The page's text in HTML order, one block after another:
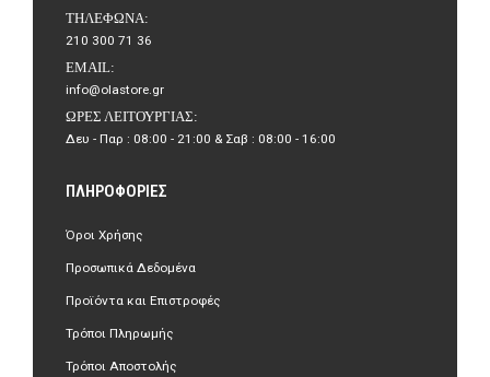
ΤΗΛΈΦΩΝΑ:
210 300 71 36
EMAIL:
info@olastore.gr
ΏΡΕΣ ΛΕΙΤΟΥΡΓΊΑΣ:
Δευ - Παρ : 08:00 - 21:00 & Σαβ : 08:00 - 16:00
ΠΛΗΡΟΦΟΡΊΕΣ
Όροι Χρήσης
Προσωπικά Δεδομένα
Προϊόντα και Επιστροφές
Τρόποι Πληρωμής
Τρόποι Αποστολής